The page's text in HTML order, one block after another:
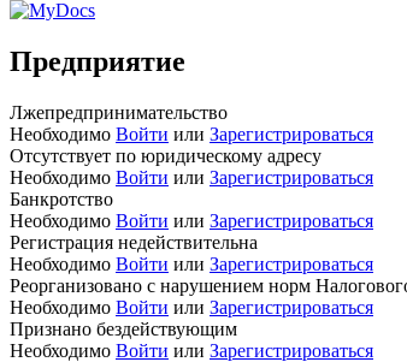
Предприятие
Лжепредпринимательство
Необходимо Войти или Зарегистрироваться
Отсутствует по юридическому адресу
Необходимо Войти или Зарегистрироваться
Банкротство
Необходимо Войти или Зарегистрироваться
Регистрация недействительна
Необходимо Войти или Зарегистрироваться
Реорганизовано с нарушением норм
Необходимо Войти или Зарегистрироваться
Признано бездействующим
Необходимо Войти или Зарегистрироваться